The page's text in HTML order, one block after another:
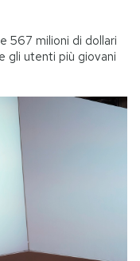
567 milioni di dollari
gli utenti più giovani